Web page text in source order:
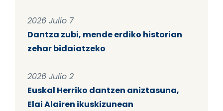
2026 Julio 7
Dantza zubi, mende erdiko historian
zehar bidaiatzeko
2026 Julio 2
Euskal Herriko dantzen aniztasuna,
Elai Alairen ikuskizunean